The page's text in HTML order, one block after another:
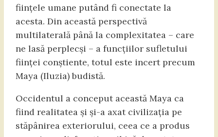
ființele umane putând fi conectate la
acesta. Din această perspectivă
multilaterală până la complexitatea – care
ne lasă perplecși – a funcțiilor sufletului
ființei conștiente, totul este incert precum
Maya (Iluzia) budistă.
Occidentul a conceput această Maya ca
fiind realitatea și și-a axat civilizația pe
stăpânirea exteriorului, ceea ce a produs